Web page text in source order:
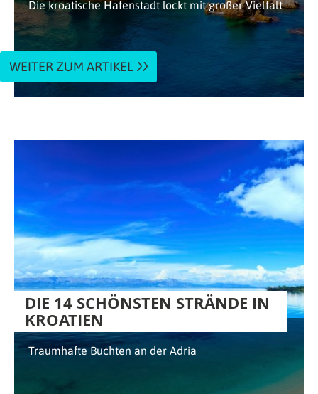
Die kroatische Hafenstadt lockt mit großer Vielfalt
WEITER ZUM ARTIKEL
DIE 14 SCHÖNSTEN STRÄNDE IN
KROATIEN
Traumhafte Buchten an der Adria